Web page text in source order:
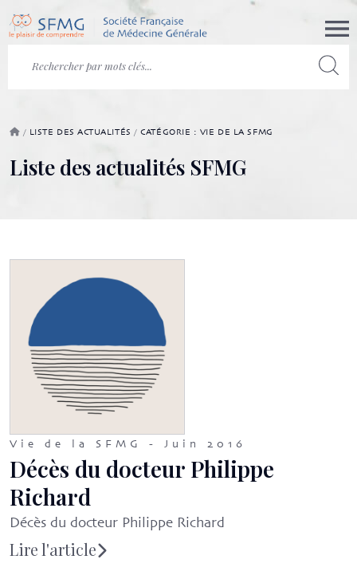
/ LISTE DES ACTUALITÉS/CATÉGORIE : VIE DE LA SFMG
Liste des actualités SFMG
Vie de la SFMG - Juin 2016
Décès du docteur Philippe
Richard
Décès du docteur Philippe Richard
Lire l'article